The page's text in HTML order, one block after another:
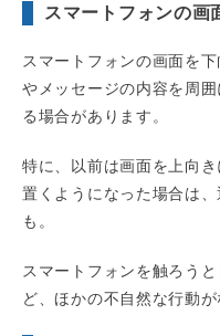
スマートフォンの画
スマートフォンの画面を
やメッセージの内容を周
る場合があります。
特に、以前は画面を上向
置くようになった場合は
も。
スマートフォンを触ろう
ど、ほかの不自然な行動